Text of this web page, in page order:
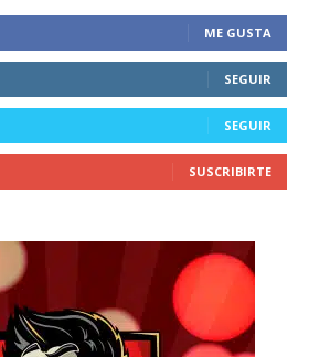
ME GUSTA
SEGUIR
SEGUIR
SUSCRIBIRTE